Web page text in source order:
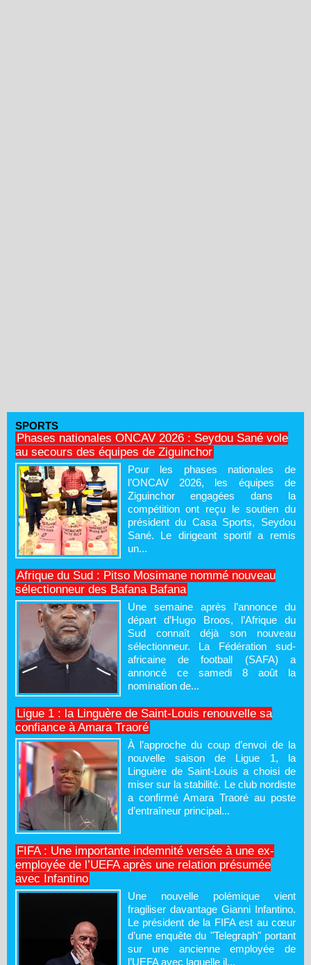
SPORTS
Phases nationales ONCAV 2026 : Seydou Sané vole
au secours des équipes de Ziguinchor
Pour les phases nationales de
l’ONCAV 2026, les équipes de
Ziguinchor engagées dans la
compétition ont reçu le soutien du
président du Casa Sports, Seydou
Sané. Le dirigeant sportif a remis
un...
Afrique du Sud : Pitso Mosimane nommé nouveau
sélectionneur des Bafana Bafana
Une semaine après l’annonce du
départ d’Hugo Broos, l’Afrique du
Sud connaît déjà son nouveau
sélectionneur. La Fédération sud-
africaine de football (SAFA) a
annoncé ce samedi 8 août la
nomination de...
Ligue 1 : la Linguère de Saint-Louis renouvelle sa
confiance à Amara Traoré
À l’approche du coup d’envoi de la
nouvelle saison de Ligue 1, la
Linguère de Saint-Louis a choisi de
miser sur la stabilité. Le club nordiste
a confirmé Amara Traoré au poste
d’entraîneur principal...
FIFA : Une importante indemnité versée à une ex-
employée de l’UEFA après une relation présumée
avec Infantino
Une nouvelle polémique vient
fragiliser davantage Gianni Infantino.
Le président de la FIFA est au cœur
d’une enquête du "Telegraph" portant
sur une ancienne employée de
l’UEFA avec laquelle il...